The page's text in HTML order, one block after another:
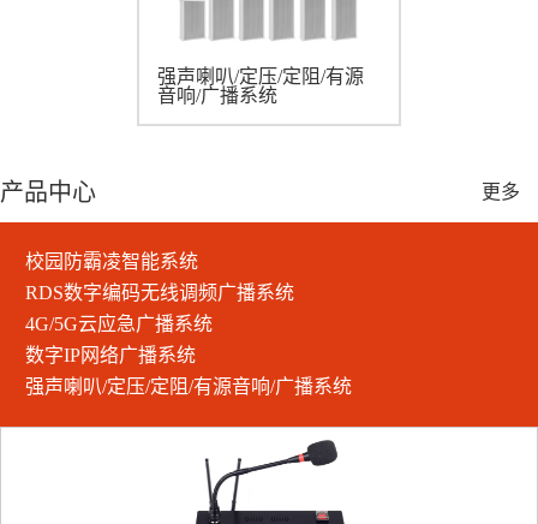
强声喇叭/定压/定阻/有源
音响/广播系统
产品中心 更多
校园防霸凌智能系统
RDS数字编码无线调频广播系统
4G/5G云应急广播系统
数字IP网络广播系统
强声喇叭/定压/定阻/有源音响/广播系统